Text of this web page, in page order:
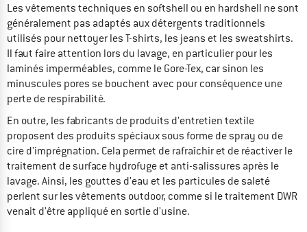
Les vêtements techniques en softshell ou en hardshell ne sont
généralement pas adaptés aux détergents traditionnels
utilisés pour nettoyer les T-shirts, les jeans et les sweatshirts.
Il faut faire attention lors du lavage, en particulier pour les
laminés imperméables, comme le Gore-Tex, car sinon les
minuscules pores se bouchent avec pour conséquence une
perte de respirabilité.
En outre, les fabricants de produits d'entretien textile
proposent des produits spéciaux sous forme de spray ou de
cire d'imprégnation. Cela permet de rafraîchir et de réactiver le
traitement de surface hydrofuge et anti-salissures après le
lavage. Ainsi, les gouttes d'eau et les particules de saleté
perlent sur les vêtements outdoor, comme si le traitement DWR
venait d'être appliqué en sortie d'usine.